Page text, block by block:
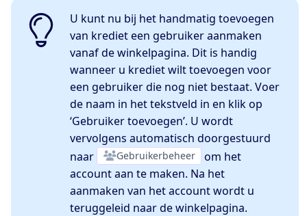
U kunt nu bij het handmatig toevoegen
van krediet een gebruiker aanmaken
vanaf de winkelpagina. Dit is handig
wanneer u krediet wilt toevoegen voor
een gebruiker die nog niet bestaat. Voer
de naam in het tekstveld in en klik op
‘Gebruiker toevoegen’. U wordt
vervolgens automatisch doorgestuurd
naar
Gebruikerbeheer
om het
account aan te maken. Na het
aanmaken van het account wordt u
teruggeleid naar de winkelpagina.